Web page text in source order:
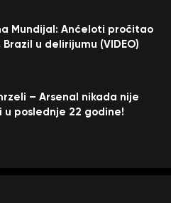
Mundijal: Anćeloti pročitao
u delirijumu (VIDEO)
– Arsenal nikada nije
poslednje 22 godine!